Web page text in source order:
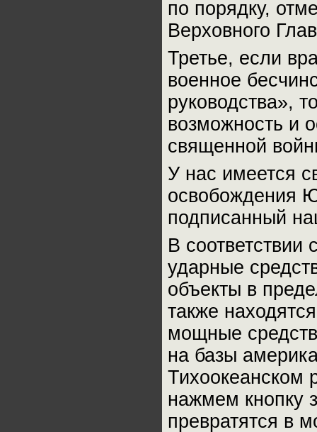
по порядку,
Верховного
Третье, если
военное
руководства»,
возможность и
священной
У нас имеется
освобождения
подписанный
В соответствии
ударные
объекты в
также
мощные
на базы
Тихоокеанском
нажмем кнопку
превратятся в